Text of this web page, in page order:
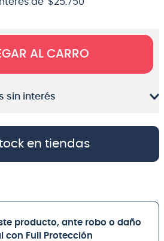
AL CARRO
sin interés
en tiendas
producto, ante robo o daño
con Full Protección